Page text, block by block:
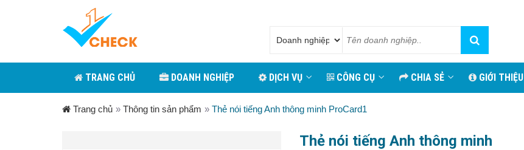
TRANG CHỦ DOANH NGHIỆP DỊCH VỤ CÔNG CỤ CHIA SẺ GIỚI THIỆU
Trang chủ » Thông tin sản phẩm » Thẻ nói tiếng Anh thông minh ProCard1
Thẻ nói tiếng Anh thông minh